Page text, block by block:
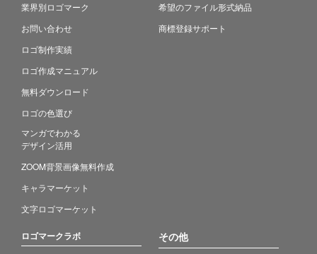
業界別ロゴマーク
お問い合わせ
ロゴ制作実績
ロゴ作成マニュアル
無料ダウンロード
ロゴの色選び
マンガでわかる
デザイン活用
ZOOM背景画像無料作成
キャラマーケット
文字ロゴマーケット
希望のファイル形式納品
商標登録サポート
ロゴマークラボ その他